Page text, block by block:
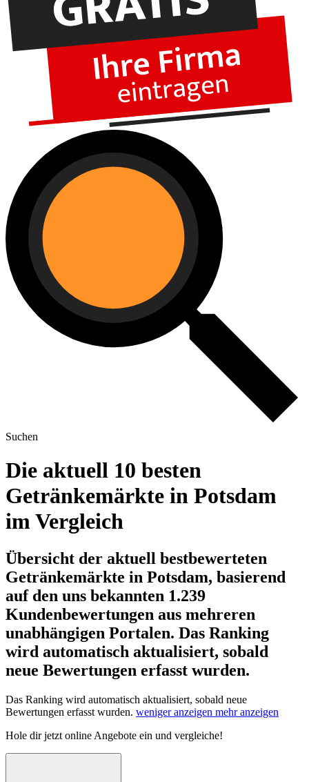
Suchen
Die aktuell 10 besten
Getränkemärkte in Potsdam
im Vergleich
Übersicht der aktuell bestbewerteten
Getränkemärkte in Potsdam, basierend
auf den uns bekannten 1.239
Kundenbewertungen aus mehreren
unabhängigen Portalen. Das Ranking
wird automatisch aktualisiert, sobald
neue Bewertungen erfasst wurden.
Das Ranking wird automatisch aktualisiert, sobald neue
Bewertungen erfasst wurden. weniger anzeigen mehr anzeigen
Hole dirjetzt online Angebote ein und vergleiche!